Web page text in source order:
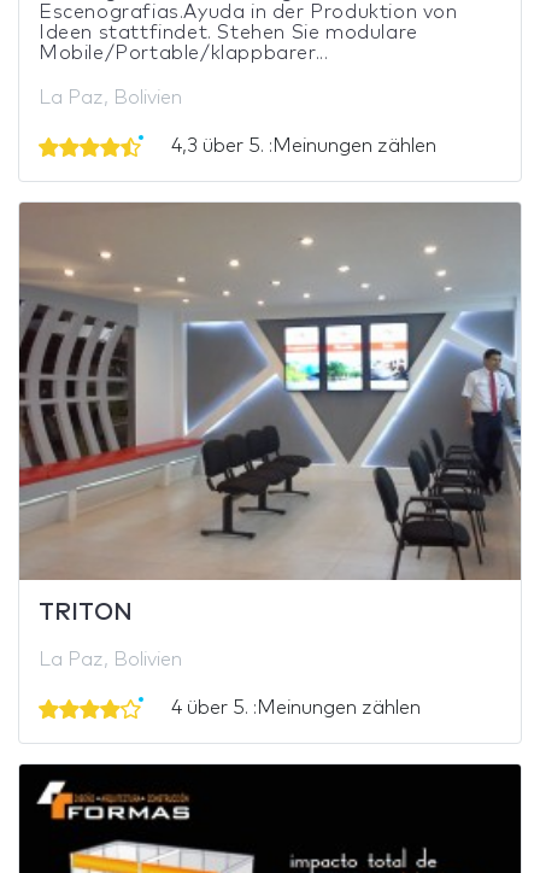
Escenografias.Ayuda in der Produktion von
Ideen stattfindet. Stehen Sie modulare
Mobile/Portable/klappbarer...
La Paz, Bolivien
4,3 über 5. :Meinungen zählen
TRITON
La Paz, Bolivien
4 über 5. :Meinungen zählen